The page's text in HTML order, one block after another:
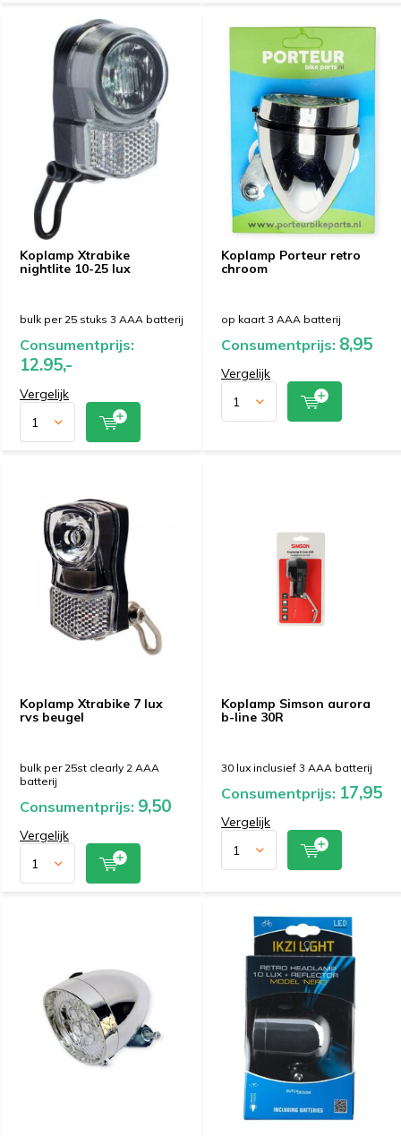
Koplamp Xtrabike
nightlite 10-25 lux
bulk per 25 stuks 3 AAA batterij
Consumentprijs:
12.95,-
Vergelijk
Koplamp Porteur retro
chroom
op kaart 3 AAA batterij
Consumentprijs: 8,95
Vergelijk
Koplamp Xtrabike 7 lux
rvs beugel
bulk per 25st clearly 2 AAA
batterij
Consumentprijs: 9,50
Vergelijk
Koplamp Simson aurora
b-line 30R
30 lux inclusief 3 AAA batterij
Consumentprijs: 17,95
Vergelijk